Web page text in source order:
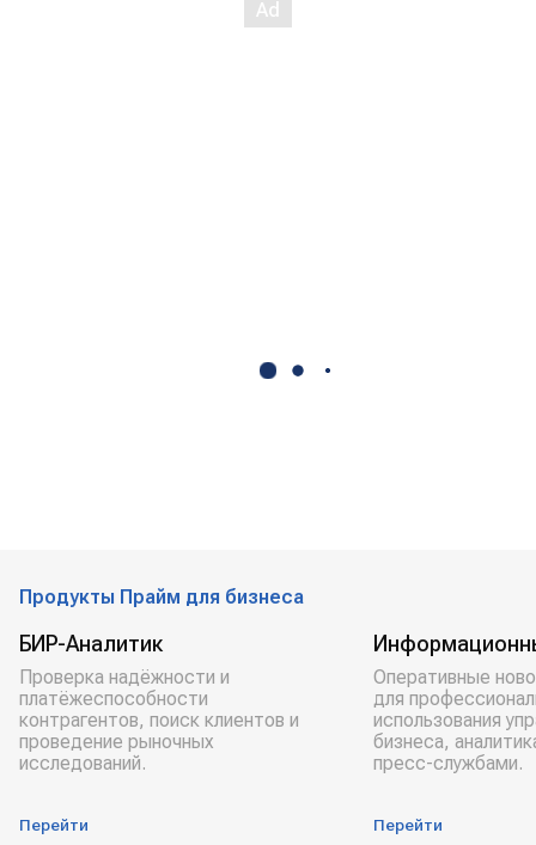
Продукты Прайм для бизнеса
БИР-Аналитик
Проверка надёжности и
платёжеспособности
контрагентов, поиск клиентов и
проведение рыночных
исследований.
Перейти
Оперативные
для
использования
бизнеса,
пресс-службами.
Перейти